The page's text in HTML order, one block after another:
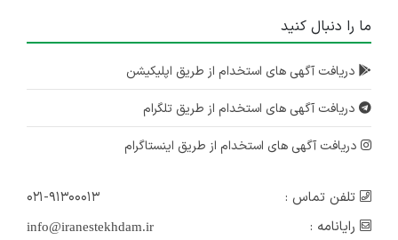
ما را دنبال کنید
دریافت آگهی های استخدام از طریق اپلیکیشن
دریافت آگهی های استخدام از طریق تلگرام
دریافت آگهی های استخدام از طریق اینستاگرام
تلفن تماس :
۰۲۱-۹۱۳۰۰۰۱۳
رایانامه :
info@iranestekhdam.ir